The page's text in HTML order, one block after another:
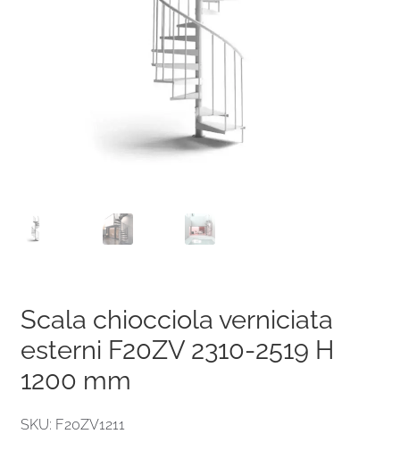
Scala chiocciola verniciata
esterni F20ZV 2310-2519 H
1200 mm
SKU: F20ZV1211